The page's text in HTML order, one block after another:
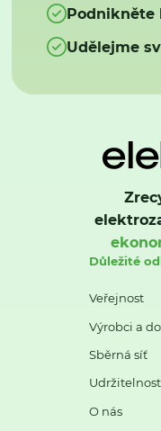
Podnikněte
Udělejme
Důležité
Veřejnost
Výrobci a
Sběrná síť
Udržitelnost
O nás